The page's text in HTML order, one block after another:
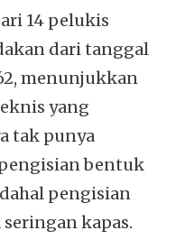
14 pelukis
dari tanggal
menunjukkan
yang
tak punya
bentuk
pengisian
kapas.